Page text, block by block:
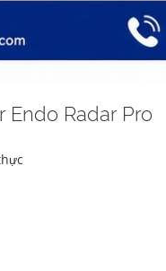
Radar Pro